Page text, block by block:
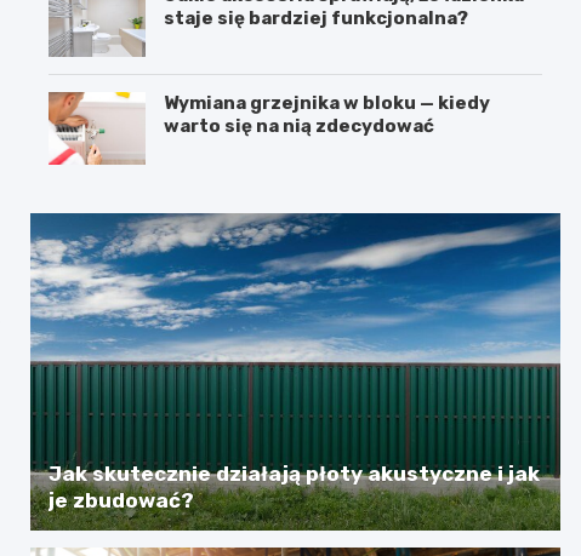
staje się bardziej funkcjonalna?
Wymiana grzejnika w bloku — kiedy
warto się na nią zdecydować
Jak skutecznie działają płoty akustyczne i jak
je zbudować?